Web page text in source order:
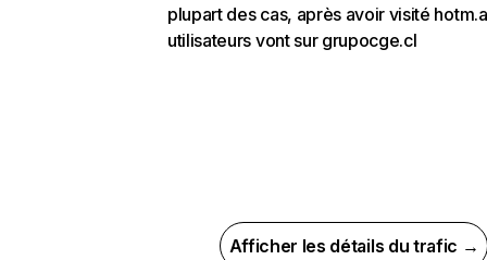
plupart des cas, après avoir visité
utilisateurs vont sur grupocge.cl
Afficher les détails du trafic →